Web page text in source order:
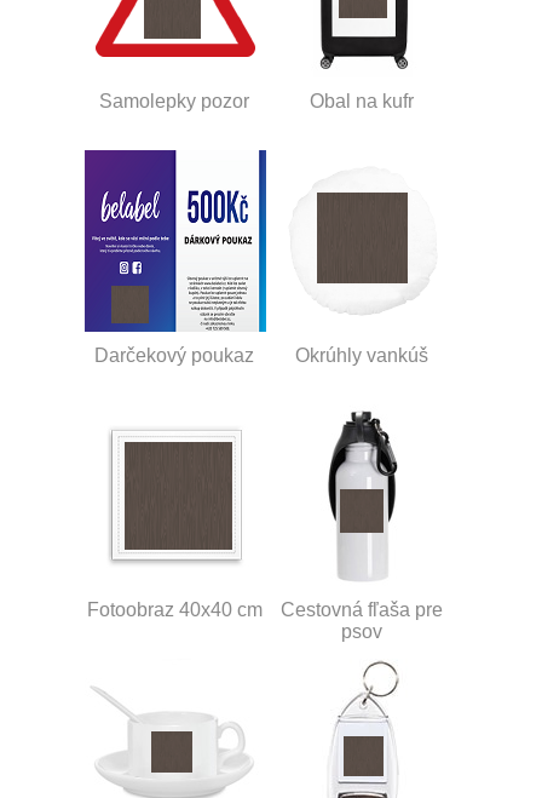
Samolepky pozor Obal na kufr
Darčekový poukaz Okrúhly vankúš
Fotoobraz 40x40 cm
Cestovná fľaša pre
psov